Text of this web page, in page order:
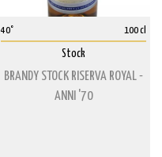
40° 100 cl
Stock
BRANDY STOCK RISERVA ROYAL -
ANNI '70